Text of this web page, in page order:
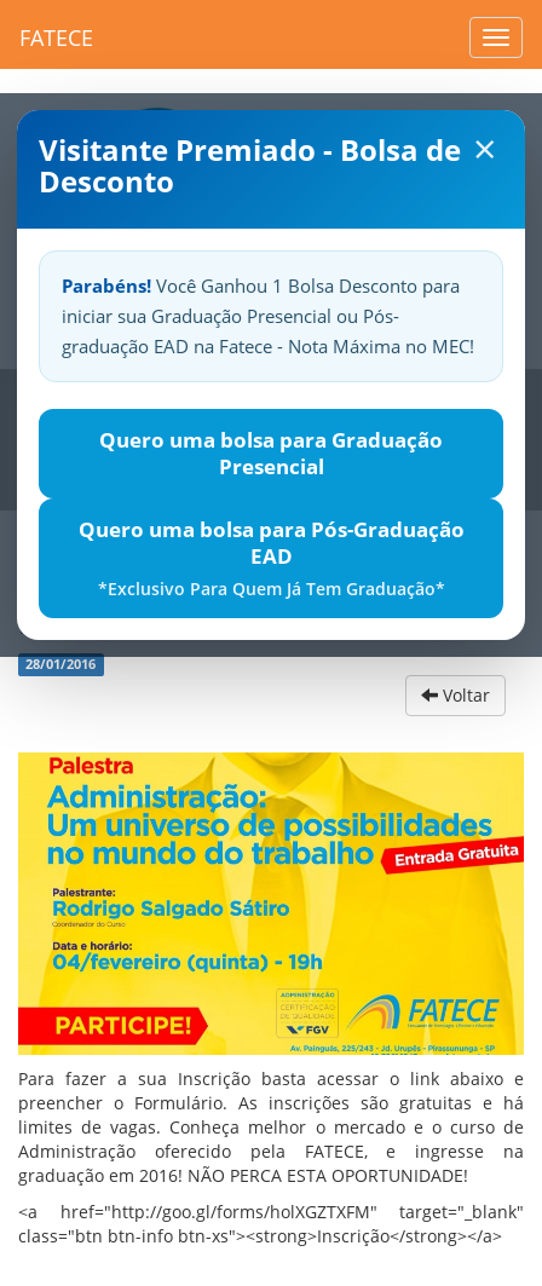
FATECE
×
Visitante Premiado - Bolsa de
Desconto
Parabéns! Você Ganhou 1 Bolsa Desconto para
iniciar sua Graduação Presencial ou Pós-
graduação EAD na Fatece - Nota Máxima no MEC!
Quero uma bolsa para Graduação
Presencial
Quero uma bolsa para Pós-Graduação
EAD
*Exclusivo Para Quem Já Tem Graduação*
SuaFatece.Seuorgulho.
Previous
FATECE oferece Palestra Gratuita
28/01/2016
Voltar
Para fazer a sua Inscrição basta acessar o link abaixo e
preencher o Formulário. As inscrições são gratuitas e há
limites de vagas. Conheça melhor o mercado e o curso de
Administração oferecido pela FATECE, e ingresse na
graduação em 2016! NÃO PERCA ESTA OPORTUNIDADE!
<a href="http://goo.gl/forms/holXGZTXFM" target="_blank"
class="btn btn-info btn-xs"><strong>Inscrição</strong></a>